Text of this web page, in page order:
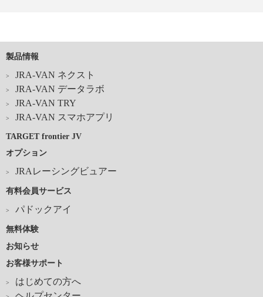
製品情報
JRA-VAN ネクスト
JRA-VAN データラボ
JRA-VAN TRY
JRA-VAN スマホアプリ
TARGET frontier JV
オプション
JRAレーシングビュアー
有料会員サービス
パドックアイ
無料体験
お知らせ
お客様サポート
はじめての方へ